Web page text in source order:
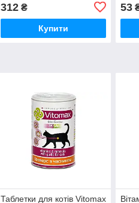
Zoetis
312₴
Купити
53
Таблетки для котів Vitomax